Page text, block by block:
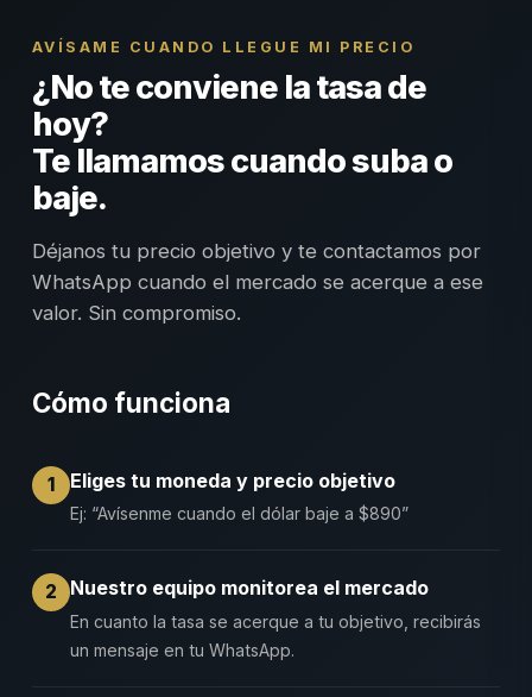
AVÍSAME CUANDO LLEGUE MI PRECIO
¿No te conviene la tasa de
hoy?
Te llamamos cuando suba o
baje.
Déjanos tu precio objetivo y te contactamos por
WhatsApp cuando el mercado se acerque a ese
valor. Sin compromiso.
Cómo funciona
1 Eliges tu moneda y precio objetivo
Ej: “Avísenme cuando el dólar baje a $890”
2 Nuestro equipo monitorea el mercado
En cuanto la tasa se acerque a tu objetivo, recibirás
un mensaje en tu WhatsApp.